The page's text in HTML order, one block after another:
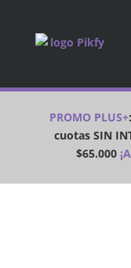
PROMO PLUS+
cuotas SIN
$65.000